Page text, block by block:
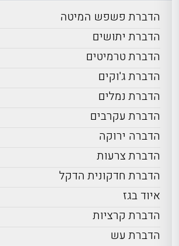
הדברת פשפש המיטה
הדברת יתושים
הדברת טרמיטים
הדברת ג'וקים
הדברת נמלים
הדברת עקרבים
הדברה ירוקה
הדברת צרעות
הדברת חדקונית הדקל
איוד בגז
הדברת קרציות
הדברת עש